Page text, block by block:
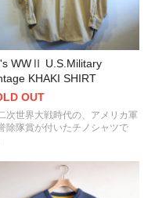
WWⅡ U.S.Military
KHAKI SHIRT
OUT
次世界大戦時代の、アメリカ軍
除隊賞が付いたチノシャツで